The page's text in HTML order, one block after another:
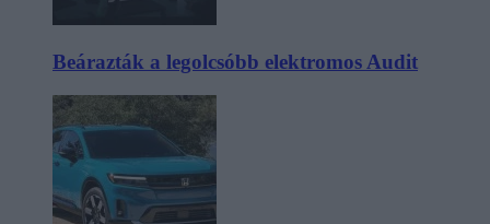
Beárazták a legolcsóbb elektromos Audit